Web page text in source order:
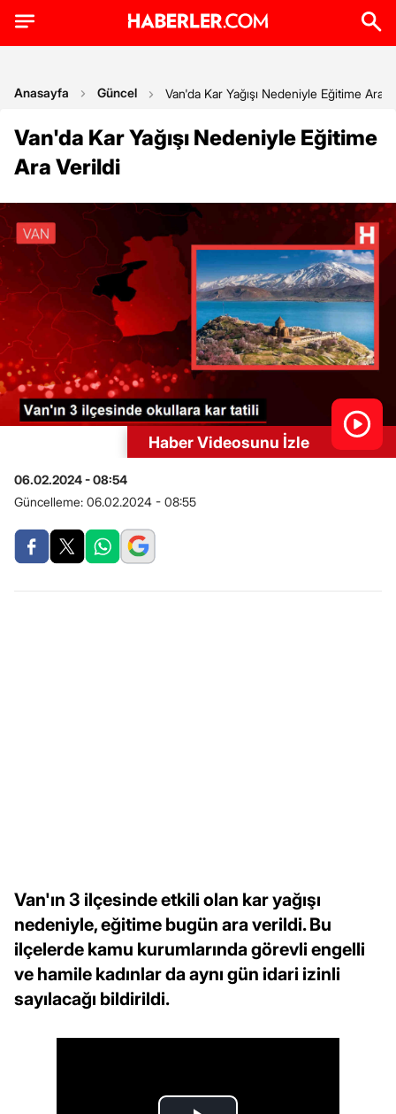
Anasayfa Güncel Van'da Kar Yağışı Nedeniyle Eğitime Ara
Van'da Kar Yağışı Nedeniyle Eğitime
Ara Verildi
Haber Videosunu İzle
06.02.2024 - 08:54
Güncelleme: 06.02.2024 - 08:55
Van'ın 3 ilçesinde etkili olan kar yağışı
nedeniyle, eğitime bugün ara verildi. Bu
ilçelerde kamu kurumlarında görevli engelli
ve hamile kadınlar da aynı gün idari izinli
sayılacağı bildirildi.